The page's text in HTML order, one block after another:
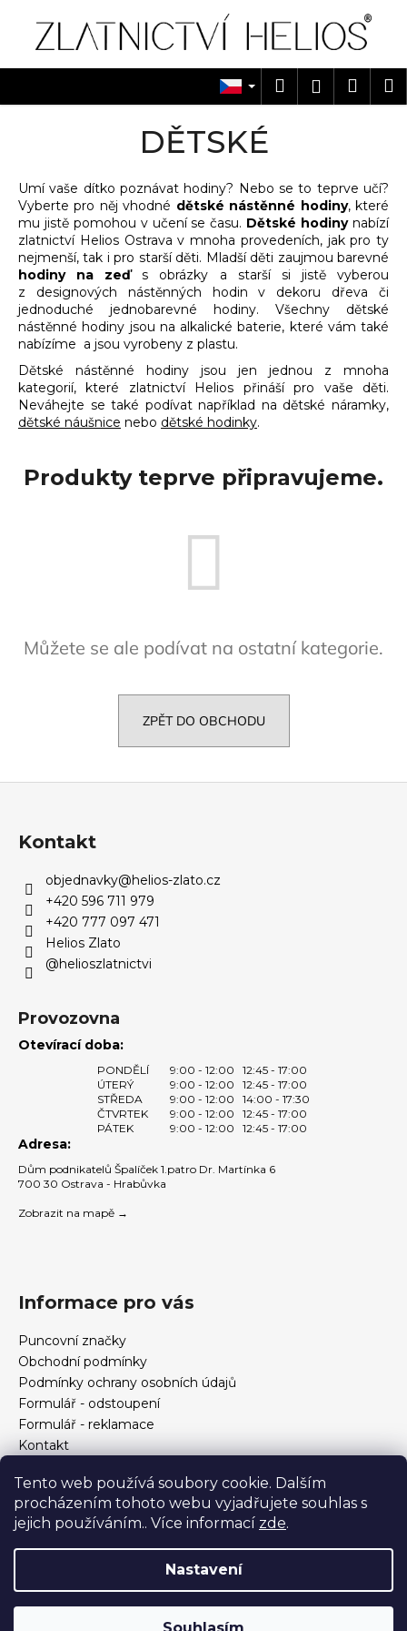
Tento web používá soubory cookie. Dalším
procházením tohoto webu vyjadřujete souhlas s
jejich používáním.. Více informací zde.
Nastavení
Hledat
DĚTSKÉ
Umí vaše dítko poznávat hodiny? Nebo se to teprve učí?
Vyberte pro něj vhodné dětské nástěnné hodiny, které
mu jistě pomohou v učení se času. Dětské hodinynabízí
zlatnictví Helios Ostrava v mnoha provedeních, jak pro ty
nejmenší, tak i pro starší děti. Mladší děti zaujmou barevné
hodiny na zeďs obrázky a starší si jistě vyberou
z designových nástěnných hodin v dekoru dřeva či
jednoduché jednobarevné hodiny. Všechny dětské
nástěnné hodiny jsou na alkalické baterie, které vám také
nabízíme a jsou vyrobeny z plastu.
Dětské nástěnné hodiny jsou jen jednou z mnoha
kategorií, které zlatnictví Helios přináší pro vaše děti.
Neváhejte se také podívat například na dětské náramky,
dětské náušnice nebo dětské hodinky.
Produkty teprve připravujeme.
Můžete se ale podívat na ostatní kategorie.
ZPĚT DO OBCHODU
k
Zpět
Zpět
C
t
ř
e
b
u
j
e
t
e
n
a
r
u
e
m
e
Kontakt
objednavky@helios-zlato.cz
+420 596 711 979
+420 777 097 471
Helios Zlato
@helioszlatnictvi
Provozovna
Otevírací doba:
PONDĚLÍ 9:00 - 12:00
12:45 - 17:00
ÚTERÝ
9:00 - 12:00
12:45 - 17:00
STŘEDA
9:00 - 12:00
14:00 - 17:30
ČTVRTEK
9:00 - 12:00
12:45 - 17:00
PÁTEK
9:00 - 12:00 12:45 - 17:00
Adresa:
Dům podnikatelů Špalíček 1.patro Dr. Martínka 6
700 30 Ostrava - Hrabůvka
Zobrazit na mapě →
Informace pro vás
Puncovní značky
Obchodní podmínky
Podmínky ochrany osobních údajů
Formulář - odstoupení
Formulář - reklamace
Kontakt
Jak vybrat šperky?
Formulář pro vrácení, výměnu, reklamaci a odstoupení od
smlouvy
Copyright 2026Zlatnictví Helios. Všechna práva